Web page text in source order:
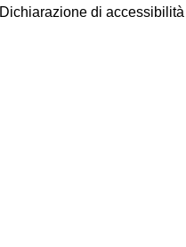
Dichiarazione di